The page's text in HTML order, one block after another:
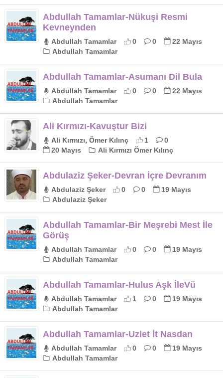
Abdullah Tamamlar-Nükuşi Resmi
Kevneynden
Abdullah Tamamlar 0 0
22 Mayıs
Abdullah Tamamlar
Abdullah Tamamlar-Asumanı Dil Bula
Abdullah Tamamlar 0 0
22 Mayıs
Abdullah Tamamlar
Ali Kırmızı-Kavuştur Bizi
Ali Kırmızı, Ömer Kılınç 1
0
20 Mayıs
Ali Kırmızı Ömer Kılınç
Abdulaziz Şeker-Devran İçre Devranım
Abdulaziz Şeker 0 0
19 Mayıs
Abdulaziz Şeker
Abdullah Tamamlar-Bir Meşrebi Mest İle
Görüş
Abdullah Tamamlar 0 0
19 Mayıs
Abdullah Tamamlar
Abdullah Tamamlar-Hulus Aşk İleVü
Abdullah Tamamlar 1 0
19 Mayıs
Abdullah Tamamlar
Abdullah Tamamlar-Uzlet İt Nasdan
Abdullah Tamamlar 0 0
19 Mayıs
Abdullah Tamamlar